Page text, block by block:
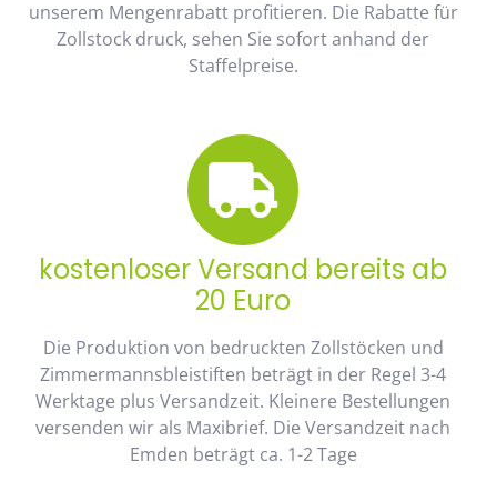
unserem Mengenrabatt profitieren. Die Rabatte für
Zollstock druck, sehen Sie sofort anhand der
Staffelpreise.
kostenloser Versand bereits ab
20 Euro
Die Produktion von bedruckten Zollstöcken und
Zimmermannsbleistiften beträgt in der Regel 3-4
Werktage plus Versandzeit. Kleinere Bestellungen
versenden wir als Maxibrief. Die Versandzeit nach
Emden beträgt ca. 1-2 Tage